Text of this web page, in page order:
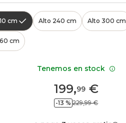
cm Alto 240 cm Alto 300 cm
cm
199,99€
-13 % 229,99 €